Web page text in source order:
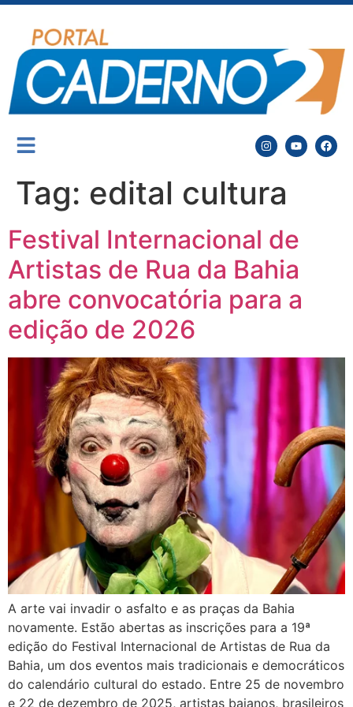
Tag: edital cultura
Festival Internacional de
Artistas de Rua da Bahia
abre convocatória para a
edição de 2026
A arte vai invadir o asfalto e as praças da Bahia
novamente. Estão abertas as inscrições para a 19ª
edição do Festival Internacional de Artistas de Rua da
Bahia, um dos eventos mais tradicionais e democráticos
do calendário cultural do estado. Entre 25 de novembro
e 22 de dezembro de 2025, artistas baianos, brasileiros